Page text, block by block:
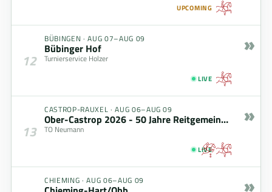
UPCOMING
12
BÜBINGEN ·AUG 07–AUG 09
Bübinger Hof
Turnierservice Holzer
LIVE
»
13
CASTROP-RAUXEL ·AUG 06–AUG 09
Ober-Castrop 2026 - 50 Jahre Reitgemeinschaft
TO Neumann
LIVE
»
CHIEMING ·AUG 06–AUG 09 »